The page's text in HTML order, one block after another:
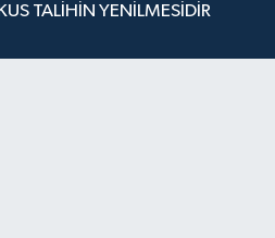
TALİHİN YENİLMESİDİR